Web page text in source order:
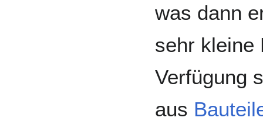
was dann
sehr kleine
Verfügung
aus